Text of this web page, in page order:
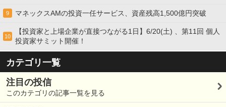
9 マネックスAMの投資一任サービス、資産残高1,500億円突破
10
【投資家と上場企業が直接つながる1日】6/20(土) 、第11回 個人
投資家サミット開催！
カテゴリ一覧
注目の投信
このカテゴリの記事一覧を見る